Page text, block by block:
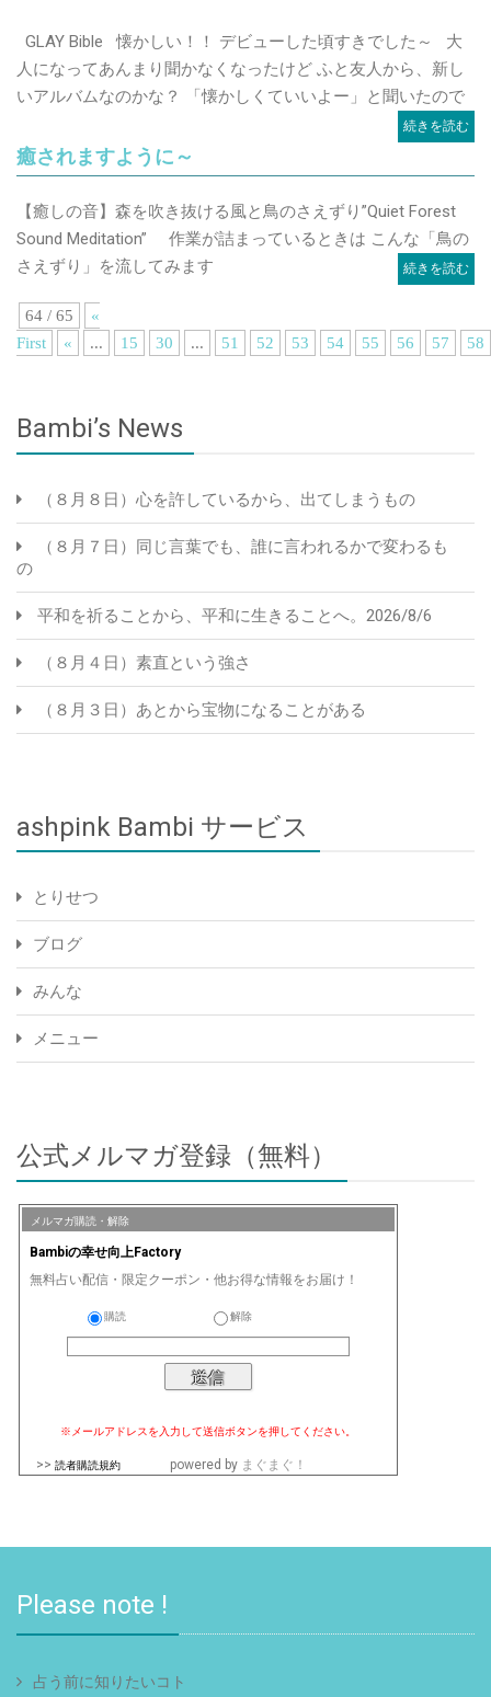
GLAY Bible 懐かしい！！ デビューした頃すきでした～ 大
人になってあんまり聞かなくなったけど ふと友人から、新し
いアルバムなのかな？ 「懐かしくていいよー」と聞いたので
続きを読む
癒されますように～
【癒しの音】森を吹き抜ける風と鳥のさえずり”Quiet Forest
Sound Meditation” 作業が詰まっているときは こんな「鳥の
さえずり」を流してみます
続きを読む
64 / 65
«
First
« ... 15 30 ... 51 52 53 54 55 56 57 58
Bambi’s News
（８月８日）心を許しているから、出てしまうもの
（８月７日）同じ言葉でも、誰に言われるかで変わるも
の
平和を祈ることから、平和に生きることへ。2026/8/6
（８月４日）素直という強さ
（８月３日）あとから宝物になることがある
ashpink Bambi サービス
とりせつ
ブログ
みんな
メニュー
公式メルマガ登録（無料）
メルマガ購読・解除
Bambiの幸せ向上Factory
無料占い配信・限定クーポン・他お得な情報をお届け！
購読 解除
※メールアドレスを入力して送信ボタンを押してください。
>> 読者購読規約 powered by まぐまぐ！
Please note !
占う前に知りたいコト